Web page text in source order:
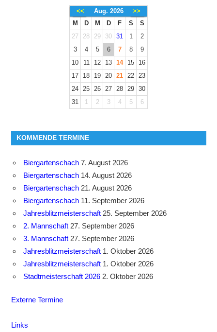
<< Aug. 2026
>>
M
D M D F S
S
27
28 29 30 31 1
2
3
4 5 6 7 8
9
10
11 12 13 14 15
16
17
18 19 20 21 22
23
24
25 26 27 28 29 30
31
1 2 3 4 5 6
KOMMENDE TERMINE
Biergartenschach 7. August 2026
Biergartenschach 14. August 2026
Biergartenschach 21. August 2026
Biergartenschach 11. September 2026
Jahresblitzmeisterschaft 25. September 2026
2. Mannschaft 27. September 2026
3. Mannschaft 27. September 2026
Jahresblitzmeisterschaft 1. Oktober 2026
Jahresblitzmeisterschaft 1. Oktober 2026
Stadtmeisterschaft 2026 2. Oktober 2026
Externe Termine
Links